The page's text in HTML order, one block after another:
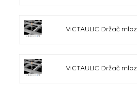
VICTAULIC Držač
VICTAULIC Držač